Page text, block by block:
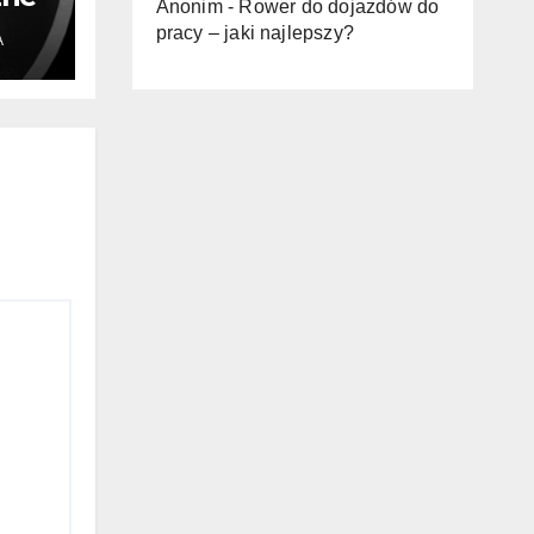
Anonim- Rower do dojazdów do
pracy – jaki najlepszy?